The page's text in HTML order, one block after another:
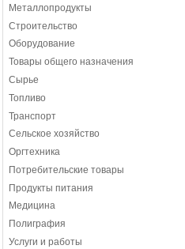
Металлопродукты
Строительство
Оборудование
Товары общего назначения
Сырье
Топливо
Транспорт
Сельское хозяйство
Оргтехника
Потребительские товары
Продукты питания
Медицина
Полиграфия
Услуги и работы